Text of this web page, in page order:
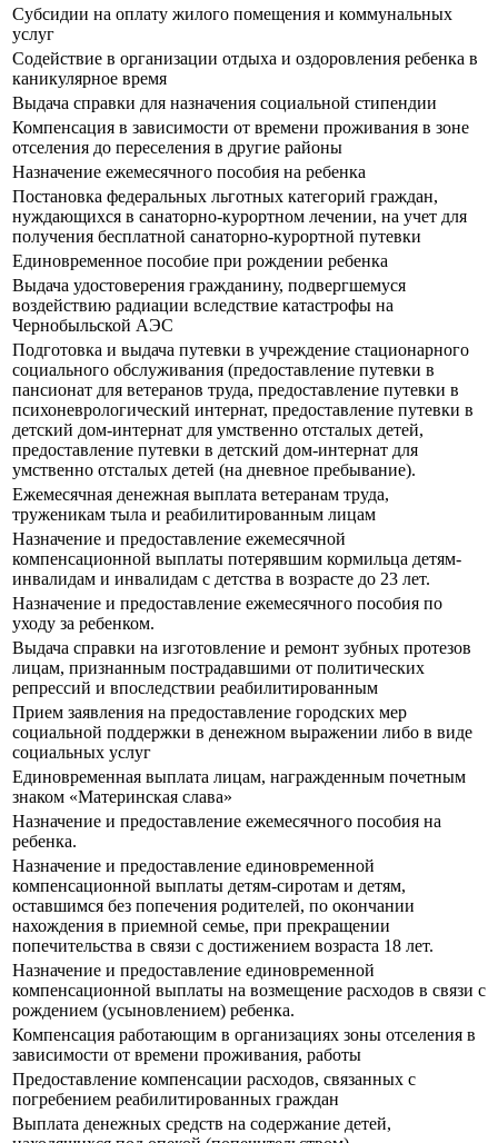
Субсидии на оплату жилого помещения и коммунальных
услуг
Содействие в организации отдыха и оздоровления ребенка в
каникулярное время
Выдача справки для назначения социальной стипендии
Компенсация в зависимости от времени проживания в зоне
отселения до переселения в другие районы
Назначение ежемесячного пособия на ребенка
Постановка федеральных льготных категорий граждан,
нуждающихся в санаторно-курортном лечении, на учет для
получения бесплатной санаторно-курортной путевки
Единовременное пособие при рождении ребенка
Выдача удостоверения гражданину, подвергшемуся
воздействию радиации вследствие катастрофы на
Чернобыльской АЭС
Подготовка и выдача путевки в учреждение стационарного
социального обслуживания (предоставление путевки в
пансионат для ветеранов труда, предоставление путевки в
психоневрологический интернат, предоставление путевки в
детский дом-интернат для умственно отсталых детей,
предоставление путевки в детский дом-интернат для
умственно отсталых детей (на дневное пребывание).
Ежемесячная денежная выплата ветеранам труда,
труженикам тыла и реабилитированным лицам
Назначение и предоставление ежемесячной
компенсационной выплаты потерявшим кормильца детям-
инвалидам и инвалидам с детства в возрасте до 23 лет.
Назначение и предоставление ежемесячного пособия по
уходу за ребенком.
Выдача справки на изготовление и ремонт зубных протезов
лицам, признанным пострадавшими от политических
репрессий и впоследствии реабилитированным
Прием заявления на предоставление городских мер
социальной поддержки в денежном выражении либо в виде
социальных услуг
Единовременная выплата лицам, награжденным почетным
знаком «Материнская слава»
Назначение и предоставление ежемесячного пособия на
ребенка.
Назначение и предоставление единовременной
компенсационной выплаты детям-сиротам и детям,
оставшимся без попечения родителей, по окончании
нахождения в приемной семье, при прекращении
попечительства в связи с достижением возраста 18 лет.
Назначение и предоставление единовременной
компенсационной выплаты на возмещение расходов в связи с
рождением (усыновлением) ребенка.
Компенсация работающим в организациях зоны отселения в
зависимости от времени проживания, работы
Предоставление компенсации расходов, связанных с
погребением реабилитированных граждан
Выплата денежных средств на содержание детей,